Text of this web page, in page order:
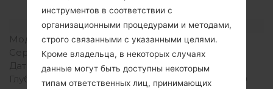
Модель и ее характеристики
Модель
SamsungSGH-I520
Серия
Others
Дата выпуска
Февраль 2007
Глубина
17.9 миллиметров (0.70
инструментов в соответствии с
организационными процедурами и методами,
строго связанными с указанными целями.
Кроме владельца, в некоторых случаях
данные могут быть доступны некоторым
типам ответственных лиц, принимающих